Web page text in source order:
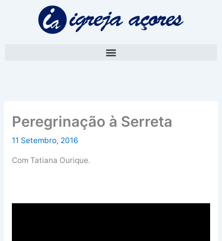
Peregrinação à Serreta
11 Setembro, 2016
Com Tatiana Ourique.